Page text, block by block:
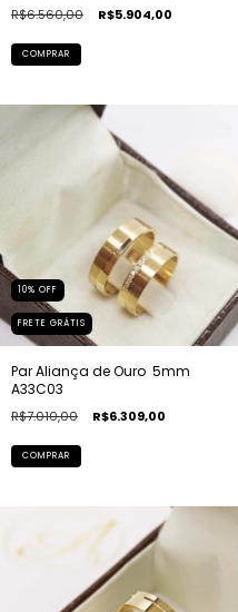
R$6.560,00 R$5.904,00
COMPRAR
10% OFF
FRETE GRÁTIS
Par Aliança de Ouro  5mm 
A33C03
R$7.010,00 R$6.309,00
COMPRAR